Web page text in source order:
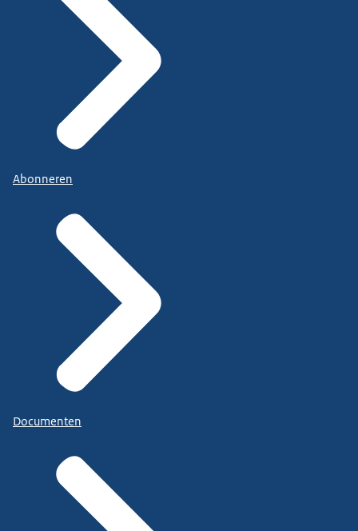
Abonneren
Documenten